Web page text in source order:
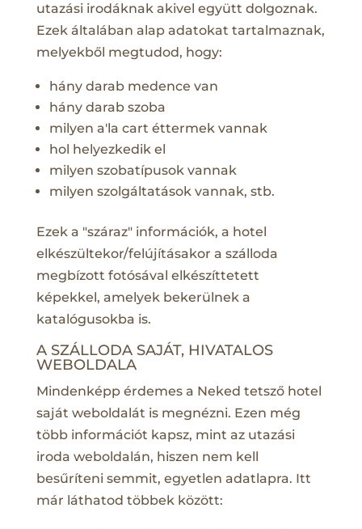
utazási irodáknak akivel együtt dolgoznak.
Ezek általában alap adatokat tartalmaznak,
melyekből megtudod, hogy:
hány darab medence van
hány darab szoba
milyen a'la cart éttermek vannak
hol helyezkedik el
milyen szobatípusok vannak
milyen szolgáltatások vannak, stb.
Ezek a "száraz" információk, a hotel
elkészültekor/felújításakor a szálloda
megbízott fotósával elkészíttetett
képekkel, amelyek bekerülnek a
katalógusokba is.
A SZÁLLODA SAJÁT, HIVATALOS
WEBOLDALA
Mindenképp érdemes a Neked tetsző hotel
saját weboldalát is megnézni. Ezen még
több információt kapsz, mint az utazási
iroda weboldalán, hiszen nem kell
besűríteni semmit, egyetlen adatlapra. Itt
már láthatod többek között: